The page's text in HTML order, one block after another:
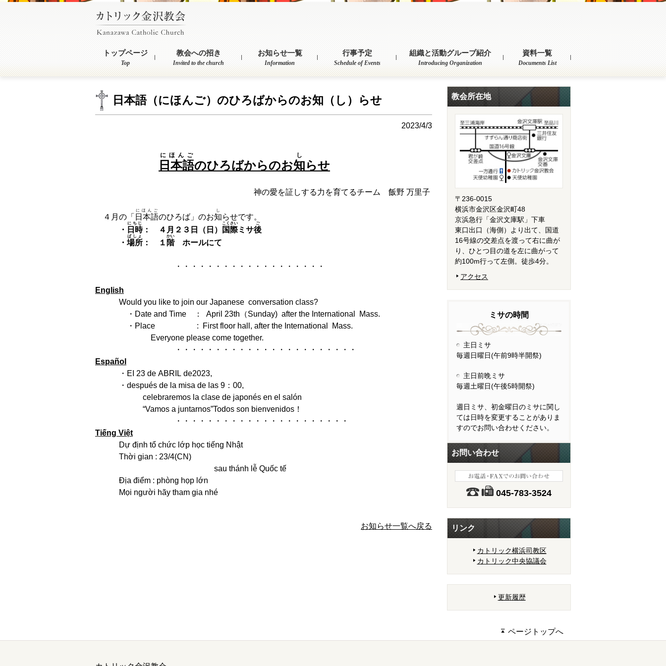
トップページ
Top
教会への招き
Invited to the church
お知らせ一覧
Information
行事予定
Schedule of Events
組織と活動グループ紹介
Introducing Organization
資料一覧
Documents List
日本語（にほんご）のひろばからのお知（し）らせ
2023/4/3
日本語
にほんご
のひろばからのお知
し
らせ
神の愛を証しする力を育てるチーム 飯野 万里子
４月の「 日本語
にほんご
のひろば」のお知
し
らせです。
・ 日時
にちじ
： ４月２３日（日） 国際
こくさい
ミサ後
ご
・ 場所
ばしょ
： １ 階
かい
ホールにて
・・・・・・・・・・・・・・・・・・・
English
Would you like to join our Japanese conversation class?
・Date and Time ： April 23th（Sunday) after the International Mass.
・Place : First floor hall, after the International Mass.
Everyone please come together.
・・・・・・・・・・・・・・・・・・・・・・・
Español
・EI 23 de ABRIL de2023,
・después de la misa de las 9：00,
celebraremos la clase de japonés en el salón
“Vamos a juntarnos”Todos son bienvenidos！
・・・・・・・・・・・・・・・・・・・・・・
Tiếng Việt
Dự định tổ chức lớp học tiếng Nhật
Thời gian : 23/4(CN)
sau thánh lễ Quốc tế
Địa điểm : phòng họp lớn
Mọi người hãy tham gia nhé
お知らせ一覧へ戻る
教会所在地
〒236-0015
横浜市金沢区金沢町48
京浜急行「金沢文庫駅」下車
東口出口（海側）より出て、国道
16号線の交差点を渡って右に曲が
り、ひとつ目の道を左に曲がって
約100m行って左側。徒歩4分。
アクセス
ミサの時間
主日ミサ
毎週日曜日(午前9時半開祭)
主日前晩ミサ
毎週土曜日(午後5時開祭)
週日ミサ、初金曜日のミサに関し
ては日時を変更することがありま
すのでお問い合わせください。
お問い合わせ
045-783-3524
リンク
カトリック横浜司教区
カトリック中央協議会
更新履歴
ページトップへ